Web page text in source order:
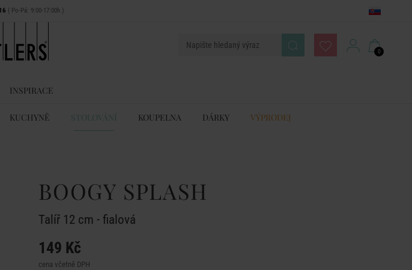
( Po-Pá: 9:00-17:00h )
0
INSPIRACE
KUCHYNĚ STOLOVÁNÍ KOUPELNA DÁRKY VÝPRODEJ
BOOGY SPLASH
Talíř 12 cm - fialová
149 Kč
cena včetně DPH